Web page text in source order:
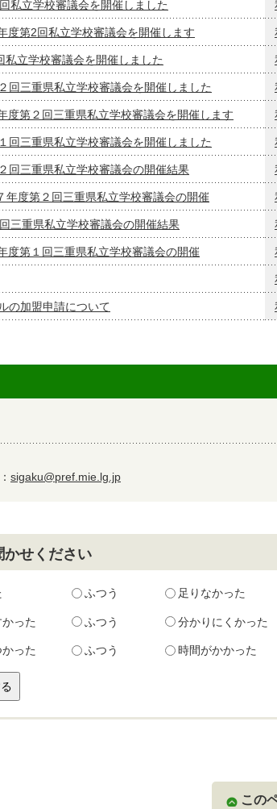
私立学校審議会を開催しました
度第2回私立学校審議会を開催します
私立学校審議会を開催しました
回三重県私立学校審議会を開催しました
度第２回三重県私立学校審議会を開催します
回三重県私立学校審議会を開催しました
回三重県私立学校審議会の開催結果
年度第２回三重県私立学校審議会の開催
三重県私立学校審議会の開催結果
度第１回三重県私立学校審議会の開催
の加盟申請について
sigaku@pref.mie.lg.jp
かせください
ふつう 足りなかった
った ふつう 分かりにくかった
った ふつう 時間がかかった
この